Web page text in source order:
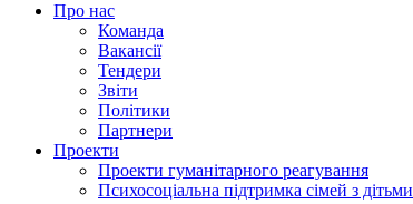
Про нас
Команда
Вакансії
Тендери
Звіти
Політики
Партнери
Проекти
Проекти гуманітарного реагування
Психосоціальна підтримка сімей з дітьми